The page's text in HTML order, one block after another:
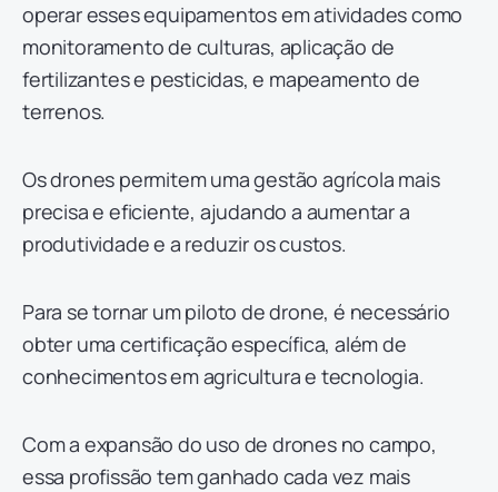
operar esses equipamentos em atividades como
monitoramento de culturas, aplicação de
fertilizantes e pesticidas, e mapeamento de
terrenos.
Os drones permitem uma gestão agrícola mais
precisa e eficiente, ajudando a aumentar a
produtividade e a reduzir os custos.
Para se tornar um piloto de drone, é necessário
obter uma certificação específica, além de
conhecimentos em agricultura e tecnologia.
Com a expansão do uso de drones no campo,
essa profissão tem ganhado cada vez mais